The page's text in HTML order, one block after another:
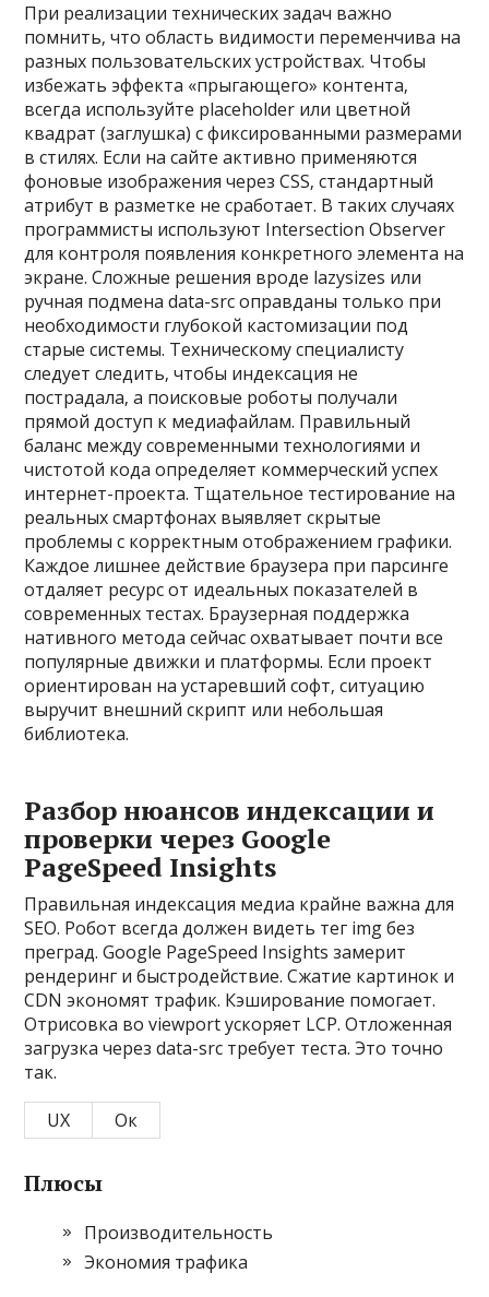
При реализации технических задач важно
помнить‚ что область видимости переменчива на
разных пользовательских устройствах. Чтобы
избежать эффекта «прыгающего» контента‚
всегда используйте placeholder или цветной
квадрат (заглушка) с фиксированными размерами
в стилях. Если на сайте активно применяются
фоновые изображения через CSS‚ стандартный
атрибут в разметке не сработает. В таких случаях
программисты используют Intersection Observer
для контроля появления конкретного элемента на
экране. Сложные решения вроде lazysizes или
ручная подмена data-src оправданы только при
необходимости глубокой кастомизации под
старые системы. Техническому специалисту
следует следить‚ чтобы индексация не
пострадала‚ а поисковые роботы получали
прямой доступ к медиафайлам. Правильный
баланс между современными технологиями и
чистотой кода определяет коммерческий успех
интернет-проекта. Тщательное тестирование на
реальных смартфонах выявляет скрытые
проблемы с корректным отображением графики.
Каждое лишнее действие браузера при парсинге
отдаляет ресурс от идеальных показателей в
современных тестах. Браузерная поддержка
нативного метода сейчас охватывает почти все
популярные движки и платформы. Если проект
ориентирован на устаревший софт‚ ситуацию
выручит внешний скрипт или небольшая
библиотека.
Разбор нюансов индексации и
проверки через Google
PageSpeed Insights
Правильная индексация медиа крайне важна для
SEO. Робот всегда должен видеть тег img без
преград. Google PageSpeed Insights замерит
рендеринг и быстродействие. Сжатие картинок и
CDN экономят трафик. Кэширование помогает.
Отрисовка во viewport ускоряет LCP. Отложенная
загрузка через data-src требует теста. Это точно
так.
UX
Ок
Плюсы
Производительность
Экономия трафика